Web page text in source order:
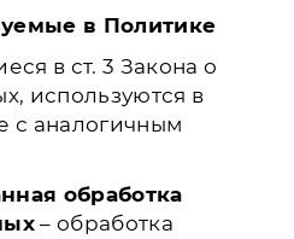
в Политике
в ст. 3 Закона о
используются в
с аналогичным
обработка
– обработка